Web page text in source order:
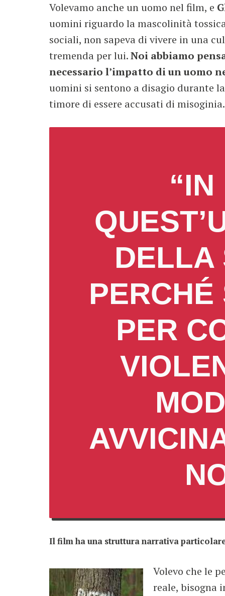
Volevamo anche un uomo nel film, e
uomini riguardo la mascolinità
sociali, non sapeva di vivere in una
tremenda per lui.Noi abbiamo
necessario l’impatto di un uomo
uomini si sentono a disagio durante
timore di essere accusati di misoginia.
DELLA
PER
Il film ha una struttura narrativa
Volevo che le
reale, bisogna